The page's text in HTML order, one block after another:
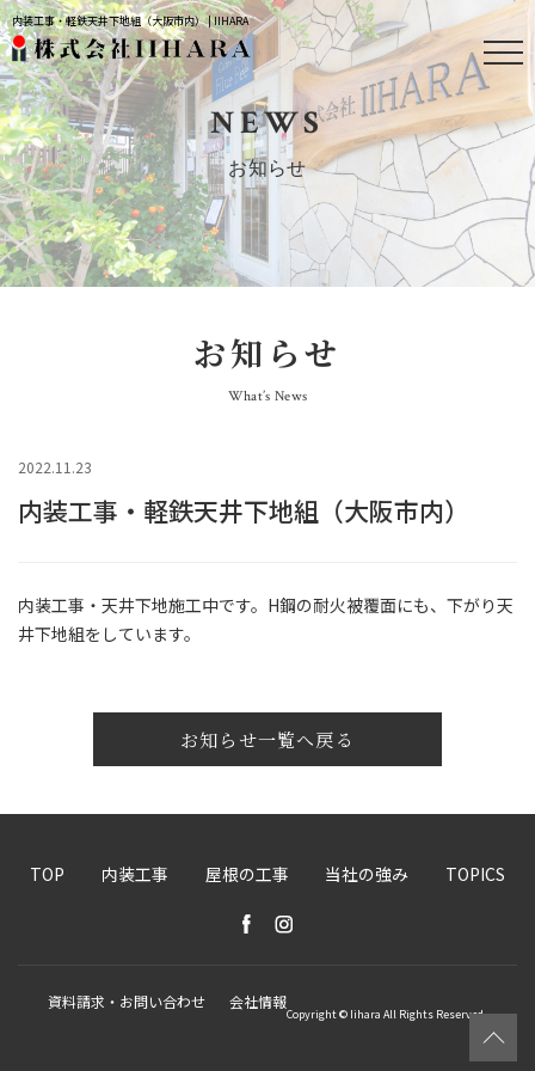
内装工事・軽鉄天井下地組（大阪市内） | IIHARA
NEWS
お知らせ
お知らせ
What’s News
2022.11.23
内装工事・軽鉄天井下地組（大阪市内）
内装工事・天井下地施工中です。H鋼の耐火被覆面にも、下がり天
井下地組をしています。
お知らせ一覧へ戻る
TOP 内装工事 屋根の工事 当社の強み TOPICS
資料請求・お問い合わせ 会社情報
Copyright © Iihara All Rights Reserved.